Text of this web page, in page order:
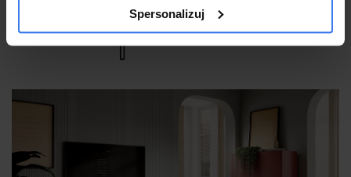
Spersonalizuj